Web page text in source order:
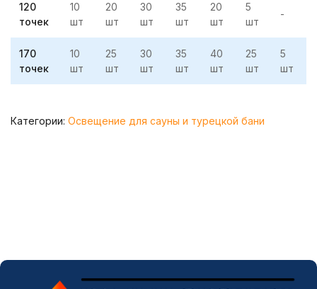
120
точек
10
шт
20
шт
30
шт
35
шт
20
шт
5
шт
-
170
точек
10
шт
25
шт
30
шт
35
шт
40
шт
25
шт
5
шт
Категории: Освещение для сауны и турецкой бани